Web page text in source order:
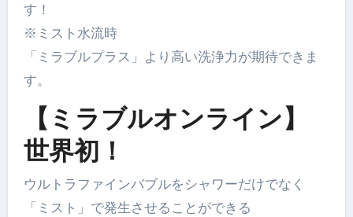
す！
※ミスト水流時
「ミラブルプラス」より高い洗浄力が期待できま
す。
【ミラブルオンライン】
世界初！
ウルトラファインバブルをシャワーだけでなく
「ミスト」で発生させることができる